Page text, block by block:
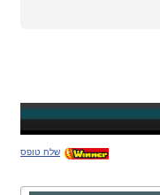
שלח טופס